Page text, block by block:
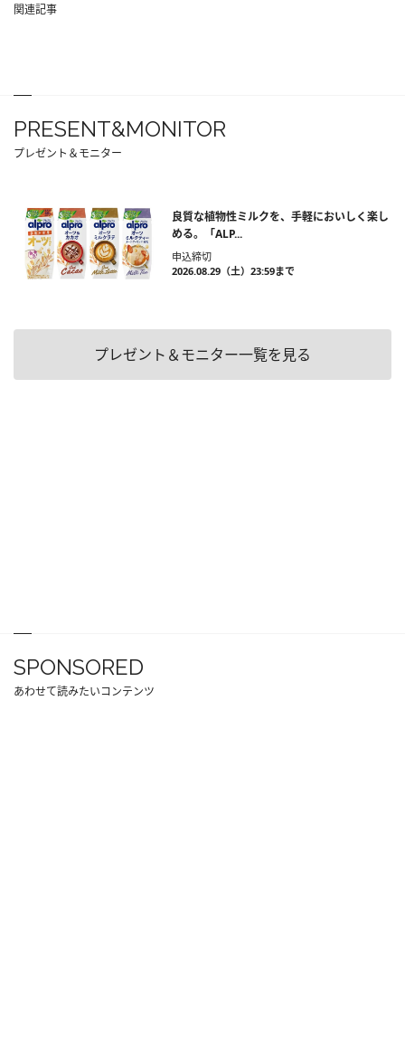
関連記事
PRESENT&MONITOR
プレゼント＆モニター
良質な植物性ミルクを、手軽においしく楽し
める。「ALP...
申込締切
2026.08.29（土）23:59まで
プレゼント＆モニター一覧を見る
SPONSORED
あわせて読みたいコンテンツ